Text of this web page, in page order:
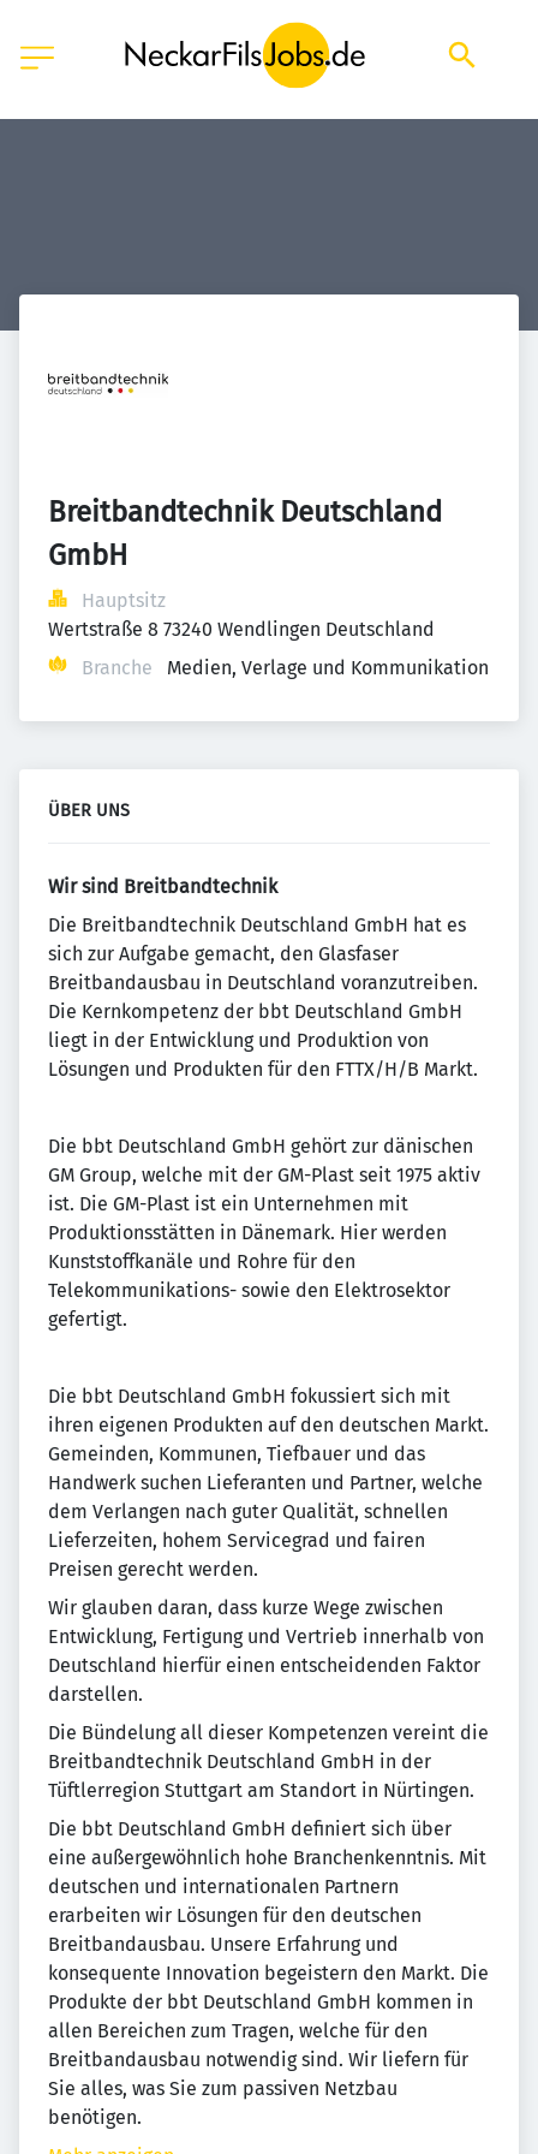
Breitbandtechnik Deutschland
GmbH
Hauptsitz
Wertstraße 8 73240 Wendlingen Deutschland
Branche
Medien, Verlage und Kommunikation
ÜBER UNS
Wir sind Breitbandtechnik
Die Breitbandtechnik Deutschland GmbH hat es
sich zur Aufgabe gemacht, den Glasfaser
Breitbandausbau in Deutschland voranzutreiben.
Die Kernkompetenz der bbt Deutschland GmbH
liegt in der Entwicklung und Produktion von
Lösungen und Produkten für den FTTX/H/B Markt.
Die bbt Deutschland GmbH gehört zur dänischen
GM Group, welche mit der GM-Plast seit 1975 aktiv
ist. Die GM-Plast ist ein Unternehmen mit
Produktionsstätten in Dänemark. Hier werden
Kunststoffkanäle und Rohre für den
Telekommunikations- sowie den Elektrosektor
gefertigt.
Die bbt Deutschland GmbH fokussiert sich mit
ihren eigenen Produkten auf den deutschen Markt.
Gemeinden, Kommunen, Tiefbauer und das
Handwerk suchen Lieferanten und Partner, welche
dem Verlangen nach guter Qualität, schnellen
Lieferzeiten, hohem Servicegrad und fairen
Preisen gerecht werden.
Wir glauben daran, dass kurze Wege zwischen
Entwicklung, Fertigung und Vertrieb innerhalb von
Deutschland hierfür einen entscheidenden Faktor
darstellen.
Die Bündelung all dieser Kompetenzen vereint die
Breitbandtechnik Deutschland GmbH in der
Tüftlerregion Stuttgart am Standort in Nürtingen.
Die bbt Deutschland GmbH definiert sich über
eine außergewöhnlich hohe Branchenkenntnis. Mit
deutschen und internationalen Partnern
erarbeiten wir Lösungen für den deutschen
Breitbandausbau. Unsere Erfahrung und
konsequente Innovation begeistern den Markt. Die
Produkte der bbt Deutschland GmbH kommen in
allen Bereichen zum Tragen, welche für den
Breitbandausbau notwendig sind. Wir liefern für
Sie alles, was Sie zum passiven Netzbau
benötigen.